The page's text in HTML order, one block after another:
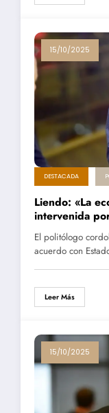
15/10/2025
DESTACADA
Liendo: «La
intervenida
El politólogo
acuerdo con
Leer Más
15/10/2025